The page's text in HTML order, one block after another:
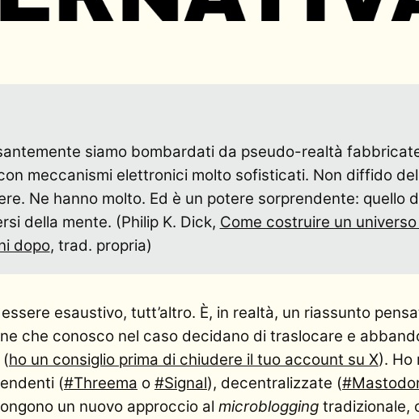
siamo bombardati da pseudo-realtà
meccanismi elettronici molto sofisticati. Non diffido
Ne hanno molto. Ed è un potere sorprendente: quello
della mente. (Philip K. Dick, Come costruire un
dopo, trad. propria)
esaustivo, tutt’altro. È, in realtà, un riassunto
che conosco nel caso decidano di traslocare e
ho un consiglio prima di chiudere il tuo account su X). Ho
(#Threema o #Signal), decentralizzate (
un nuovo approccio al microblogging tradizionale,